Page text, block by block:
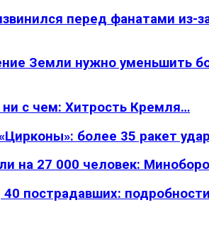
перед фанатами из-
Земли нужно уменьшить
ни с чем: Хитрость Кремля…
более 35 ракет
на 27 000 человек:
пострадавших: